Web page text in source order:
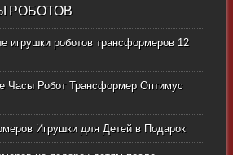
РОБОТОВ
игрушки роботов трансформеров 12
Часы Робот Трансформер Оптимус
Игрушки для Детей в Подарок